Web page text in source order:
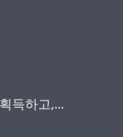
득하고,...